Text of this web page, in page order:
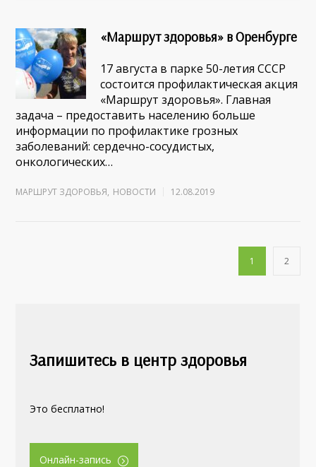
«Маршрут здоровья» в Оренбурге
17 августа в парке 50-летия СССР
состоится профилактическая акция
«Маршрут здоровья». Главная
задача – предоставить населению больше
информации по профилактике грозных
заболеваний: сердечно-сосудистых,
онкологических…
МАРШРУТ ЗДОРОВЬЯ, НОВОСТИ 12.08.2019
1 2
Запишитесь в центр здоровья
Это бесплатно!
Онлайн-запись